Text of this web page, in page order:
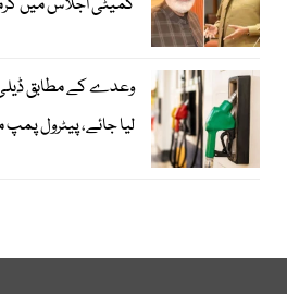
کمیٹی اجلاس میں
وعدے کے مطابق ڈیلی
لیا جائے، پیٹرول پمپ